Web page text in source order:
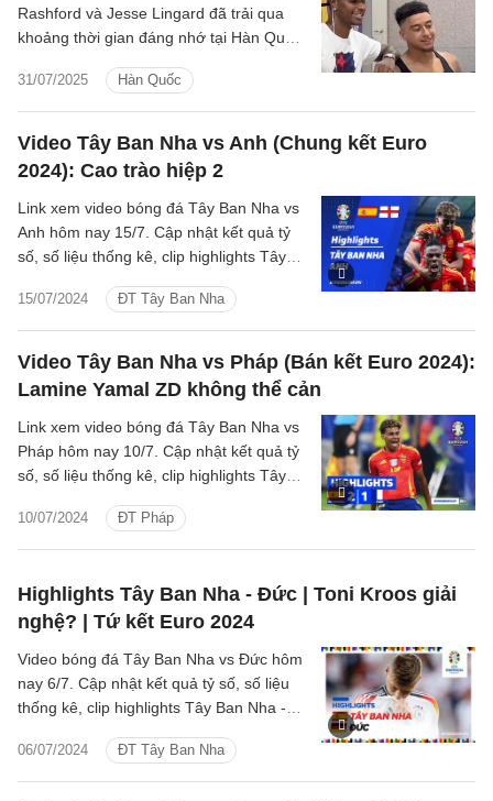
31/07/2025 Hàn Quốc
Rashford và Jesse Lingard đã trải qua
khoảng thời gian đáng nhớ tại Hàn Quốc,
Video Tây Ban Nha vs Anh (Chung kết Euro
2024): Cao trào hiệp 2
15/07/2024 ĐT Tây Ban Nha
Link xem video bóng đá Tây Ban Nha vs
Anh hôm nay 15/7. Cập nhật kết quả tỷ
số, số liệu thống kê, clip highlights Tây
Video Tây Ban Nha vs Pháp (Bán kết Euro 2024):
Lamine Yamal ZD không thể cản
10/07/2024 ĐT Pháp
Link xem video bóng đá Tây Ban Nha vs
Pháp hôm nay 10/7. Cập nhật kết quả tỷ
số, số liệu thống kê, clip highlights Tây
Highlights Tây Ban Nha - Đức | Toni Kroos giải
nghệ? | Tứ kết Euro 2024
06/07/2024 ĐT Tây Ban Nha
Video bóng đá Tây Ban Nha vs Đức hôm
nay 6/7. Cập nhật kết quả tỷ số, số liệu
thống kê, clip highlights Tây Ban Nha -